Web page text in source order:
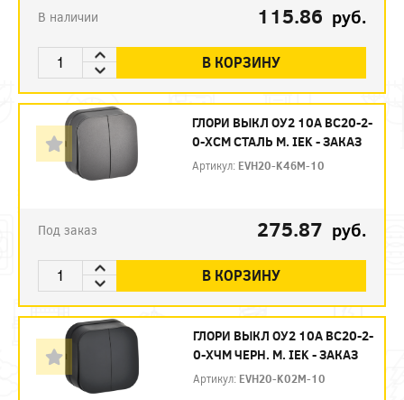
В наличии 115.86 руб.
В КОРЗИНУ
ГЛОРИ ВЫКЛ ОУ2 10А ВС20-2-
0-ХСМ СТАЛЬ М. IEK - ЗАКАЗ
Артикул: EVH20-K46M-10
Под заказ 275.87 руб.
В КОРЗИНУ
ГЛОРИ ВЫКЛ ОУ2 10А ВС20-2-
0-ХЧМ ЧЕРН. М. IEK - ЗАКАЗ
Артикул: EVH20-K02M-10